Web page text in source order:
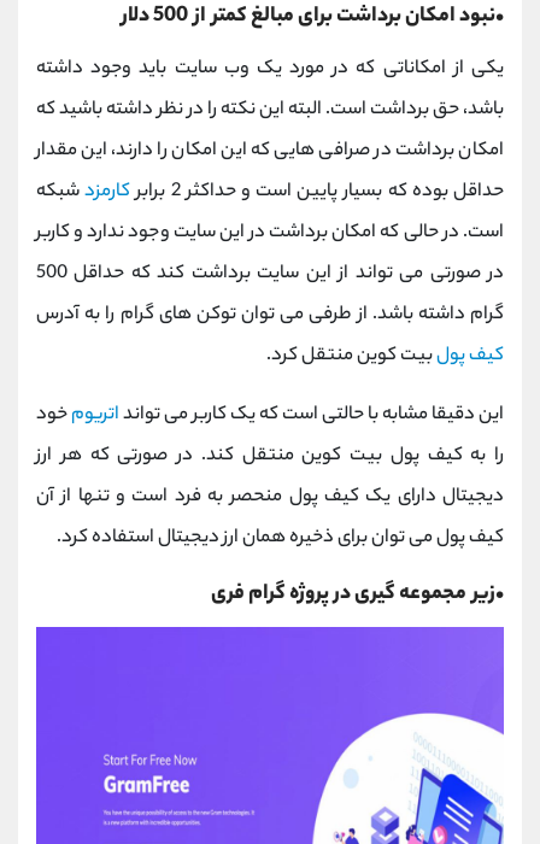
•نبود امکان برداشت برای مبالغ کمتر از 500 دلار
یکی از امکاناتی که در مورد یک وب سایت باید وجود داشته
باشد، حق برداشت است. البته این نکته را در نظر داشته باشید که
امکان برداشت در صرافی هایی که این امکان را دارند، این مقدار
حداقل بوده که بسیار پایین است و حداکثر 2 برابر
کارمزدشبکه
است. در حالی که امکان برداشت در این سایت وجود ندارد و کاربر
در صورتی می تواند از این سایت برداشت کند که حداقل 500
گرام داشته باشد. از طرفی می توان توکن های گرام را به آدرس
کیف پولبیت کوین منتقل کرد.
این دقیقا مشابه با حالتی است که یک کاربر می توانداتریومخود
را به کیف پول بیت کوین منتقل کند. در صورتی که هر ارز
دیجیتال دارای یک کیف پول منحصر به فرد است و تنها از آن
کیف پول می توان برای ذخیره همان ارز دیجیتال استفاده کرد.
•زیر مجموعه گیری در پروژه گرام فری